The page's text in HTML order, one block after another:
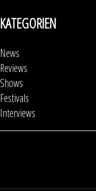
KATEGORIEN
News
Reviews
Shows
Festivals
Interviews